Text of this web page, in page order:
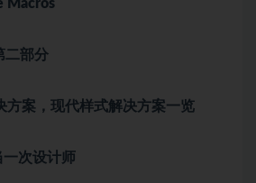
Macros
二部分
方案，现代样式解决方案一览
次设计师